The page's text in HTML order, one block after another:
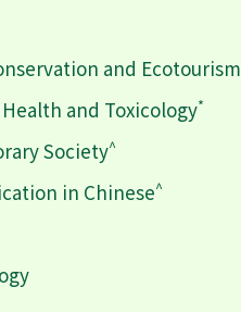
and Ecotourism
and Toxicology*
Society^
in Chinese^